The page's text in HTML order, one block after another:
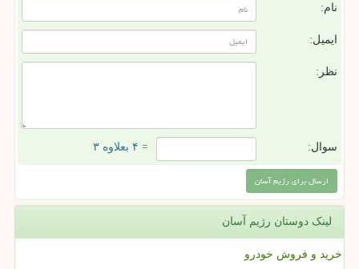
نام:
ایمیل:
نظر:
سوال: = ۴ بعلاوه ۳
لینک دوستان رژیم آسان
خرید و فروش خودرو